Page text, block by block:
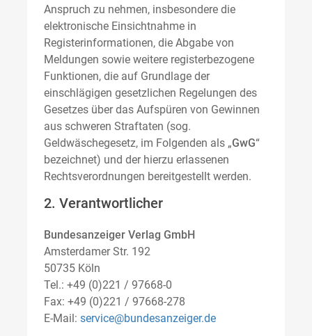
Anspruch zu nehmen, insbesondere die
elektronische Einsichtnahme in
Registerinformationen, die Abgabe von
Meldungen sowie weitere registerbezogene
Funktionen, die auf Grundlage der
einschlägigen gesetzlichen Regelungen des
Gesetzes über das Aufspüren von Gewinnen
aus schweren Straftaten (sog.
Geldwäschegesetz, im Folgenden als „GwG“
bezeichnet) und der hierzu erlassenen
Rechtsverordnungen bereitgestellt werden.
2. Verantwortlicher
Bundesanzeiger Verlag GmbH
Amsterdamer Str. 192
50735 Köln
Tel.: +49 (0)221 / 97668-0
Fax: +49 (0)221 / 97668-278
E-Mail: service@bundesanzeiger.de